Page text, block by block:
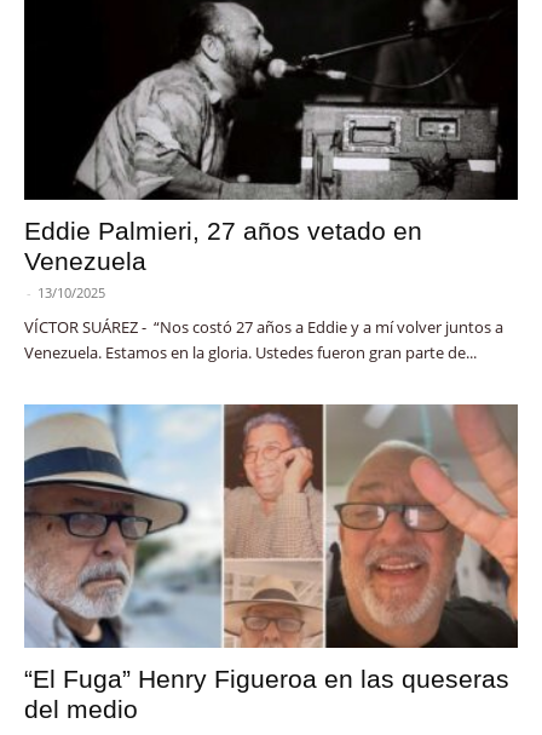
Eddie Palmieri, 27 años vetado en
Venezuela
- 13/10/2025
VÍCTOR SUÁREZ - “Nos costó 27 años a Eddie y a mí volver juntos a
Venezuela. Estamos en la gloria. Ustedes fueron gran parte de...
“El Fuga” Henry Figueroa en las queseras
del medio